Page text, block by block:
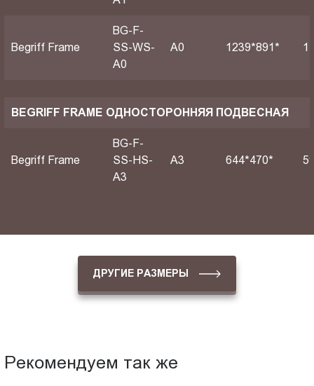
Begriff Frame
BG-F-
SS-WS-
A0
А0 1239*891*
BEGRIFF FRAME ОДНОСТОРОННЯЯ ПОДВЕСНАЯ
Begriff Frame
BG-F-
SS-HS-
A3
A3 644*470*
ДРУГИЕ РАЗМЕРЫ
Рекомендуем так же